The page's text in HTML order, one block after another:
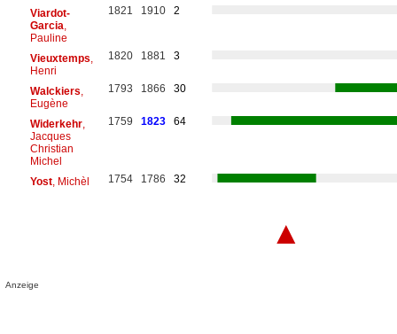
Viardot-
Garcia
Pauline
1821 1910 2
Vieuxtemps
Henri
1820 1881 3
Walckiers
Eugène
1793 1866 30
Widerkehr,
Jacques
Christian
Michel
1759 1823 64
Yost, Michèl 1754 1786 32
▲
Anzeige